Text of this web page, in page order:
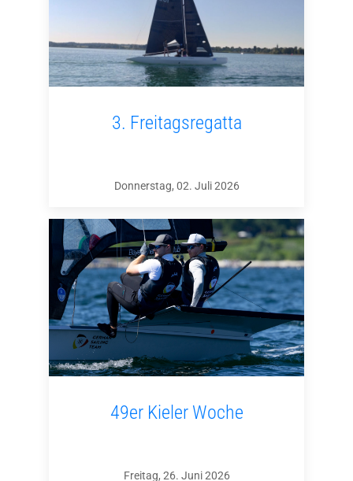
3. Freitagsregatta
Donnerstag, 02. Juli 2026
49er Kieler Woche
Freitag, 26. Juni 2026